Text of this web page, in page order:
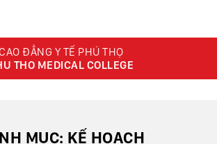
CAO ĐẲNG Y TẾ PHÚ THỌ
THO MEDICAL COLLEGE
MỤC: KẾ HOẠCH